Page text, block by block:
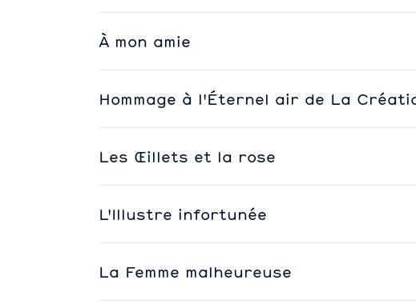
À mon amie
Hommage à l'Éternel air de La
Les Œillets et la rose
L'Illustre infortunée
La Femme malheureuse